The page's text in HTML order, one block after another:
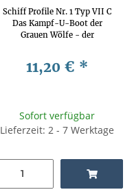
Schiff Profile Nr. 1 Typ VII C
Das Kampf-U-Boot der
Grauen Wölfe - der
11,20 € *
Sofort verfügbar
Lieferzeit: 2 - 7 Werktage